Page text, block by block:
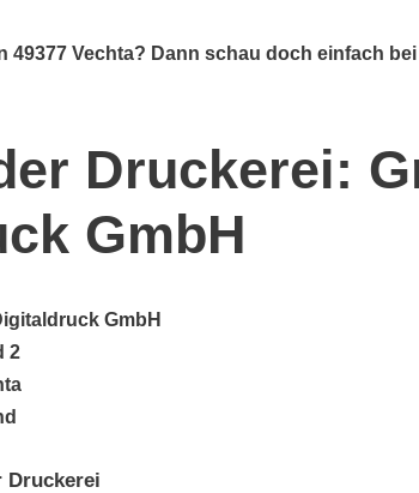
49377 Vechta? Dann schau doch einfach
Druckerei:
GmbH
GmbH
2
Druckerei